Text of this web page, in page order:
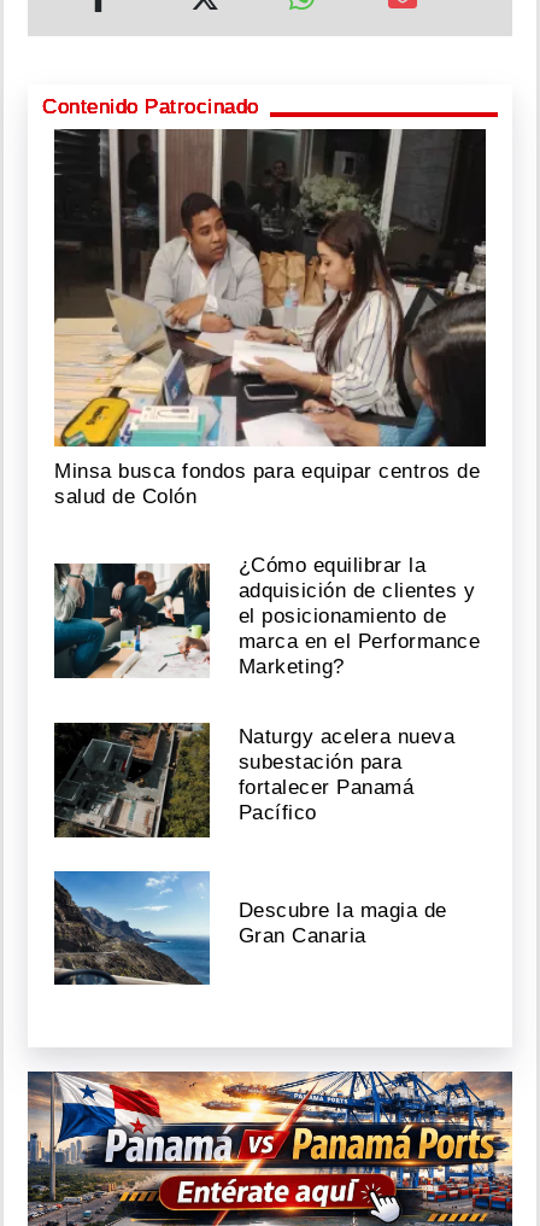
Contenido Patrocinado
Minsa busca fondos para equipar centros de
salud de Colón
¿Cómo equilibrar la
adquisición de clientes y
el posicionamiento de
marca en el Performance
Marketing?
Naturgy acelera nueva
subestación para
fortalecer Panamá
Pacífico
Descubre la magia de
Gran Canaria